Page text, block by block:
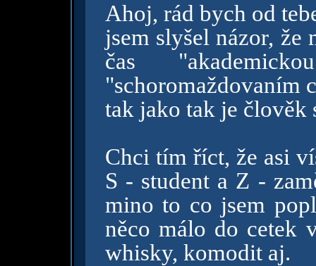
Ahoj, rád bych od
jsem slyšel názor,
čas
"schoromaždovaním
tak jako tak je člověk
Chci tím říct, že asi
S - student a Z -
mino to co jsem
něco málo do cetek
whisky, komodit aj.